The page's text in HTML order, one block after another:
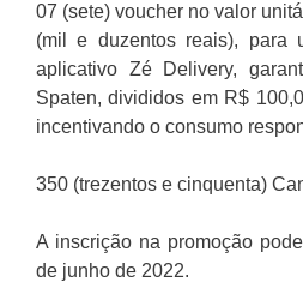
07 (sete) voucher no valor
(mil e duzentos reais), para
aplicativo Zé Delivery,
Spaten, divididos em R$
incentivando o consumo
350 (trezentos e cinquenta)
A inscrição na promoção
de junho de 2022.